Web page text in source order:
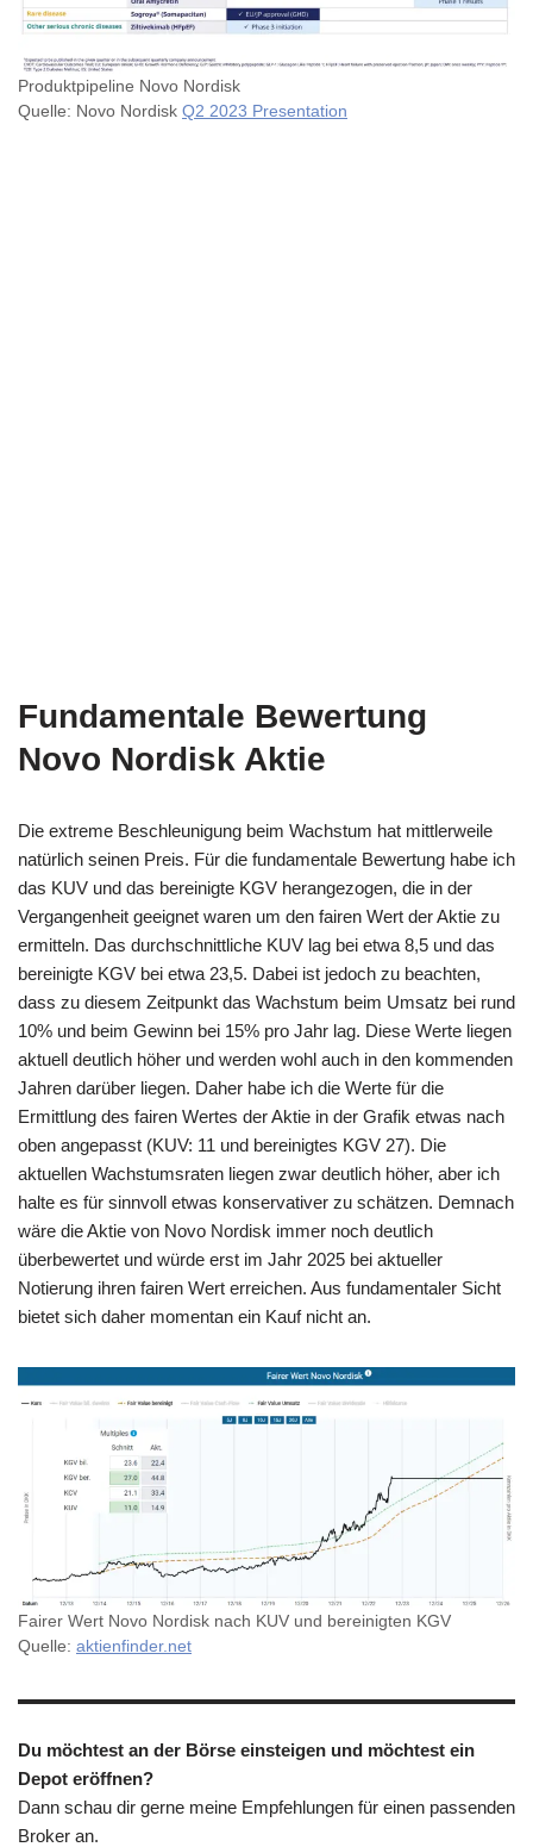
Produktpipeline Novo Nordisk
Quelle: Novo Nordisk Q2 2023 Presentation
Fundamentale Bewertung
Novo Nordisk Aktie
Die extreme Beschleunigung beim Wachstum hat mittlerweile
natürlich seinen Preis. Für die fundamentale Bewertung habe ich
das KUV und das bereinigte KGV herangezogen, die in der
Vergangenheit geeignet waren um den fairen Wert der Aktie zu
ermitteln. Das durchschnittliche KUV lag bei etwa 8,5 und das
bereinigte KGV bei etwa 23,5. Dabei ist jedoch zu beachten,
dass zu diesem Zeitpunkt das Wachstum beim Umsatz bei rund
10% und beim Gewinn bei 15% pro Jahr lag. Diese Werte liegen
aktuell deutlich höher und werden wohl auch in den kommenden
Jahren darüber liegen. Daher habe ich die Werte für die
Ermittlung des fairen Wertes der Aktie in der Grafik etwas nach
oben angepasst (KUV: 11 und bereinigtes KGV 27). Die
aktuellen Wachstumsraten liegen zwar deutlich höher, aber ich
halte es für sinnvoll etwas konservativer zu schätzen. Demnach
wäre die Aktie von Novo Nordisk immer noch deutlich
überbewertet und würde erst im Jahr 2025 bei aktueller
Notierung ihren fairen Wert erreichen. Aus fundamentaler Sicht
bietet sich daher momentan ein Kauf nicht an.
Fairer Wert Novo Nordisk nach KUV und bereinigten KGV
Quelle: aktienfinder.net
Du möchtest an der Börse einsteigen und möchtest ein
Depot eröffnen?
Dann schau dir gerne meine Empfehlungen für einen passenden
Broker an.